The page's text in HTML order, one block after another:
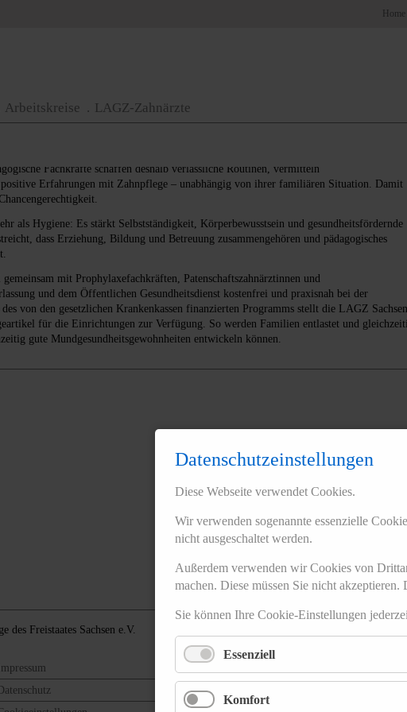
Home
Arbeitskreise LAGZ-Zahnärzte
als zentralen Bildungsbereich und betont die Verantwortung pädagogischer
Fachkräfte schaffen deshalb verlässliche Routinen, vermitteln
Erfahrungen mit Zahnpflege – unabhängig von ihrer familiären Situation. Damit
als Hygiene: Es stärkt Selbstständigkeit, Körperbewusstsein und gesundheitsfördernde
dass Erziehung, Bildung und Betreuung zusammengehören und pädagogisches
mit Prophylaxefachkräften, Patenschaftszahnärztinnen und
und dem Öffentlichen Gesundheitsdienst kostenfrei und praxisnah bei der
von den gesetzlichen Krankenkassen finanzierten Programms stellt die LAGZ Sachsen
für die Einrichtungen zur Verfügung. So werden Familien entlastet und
gute Mundgesundheitsgewohnheiten entwickeln können.
des Freistaates Sachsen e.V.
Impressum
Datenschutz
Datenschutzeinstellungen
Diese Webseite verwendet Cookies.
Wir verwenden sogenannte essenzielle
nicht ausgeschaltet werden.
Außerdem verwenden wir Cookies von
machen. Diese müssen Sie nicht
Sie können Ihre Cookie-Einstellungen
Essenziell
Komfort